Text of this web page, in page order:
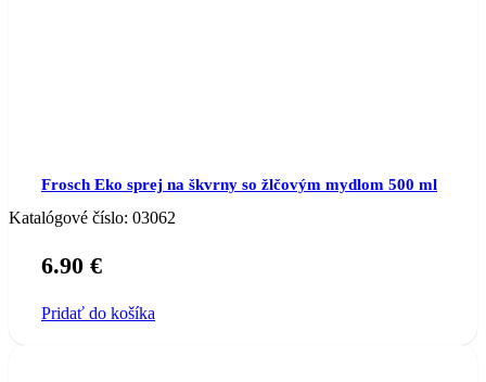
Frosch Eko sprej na škvrny so žlčovým mydlom 500 ml
Katalógové číslo: 03062
6.90 €
Pridať do košíka